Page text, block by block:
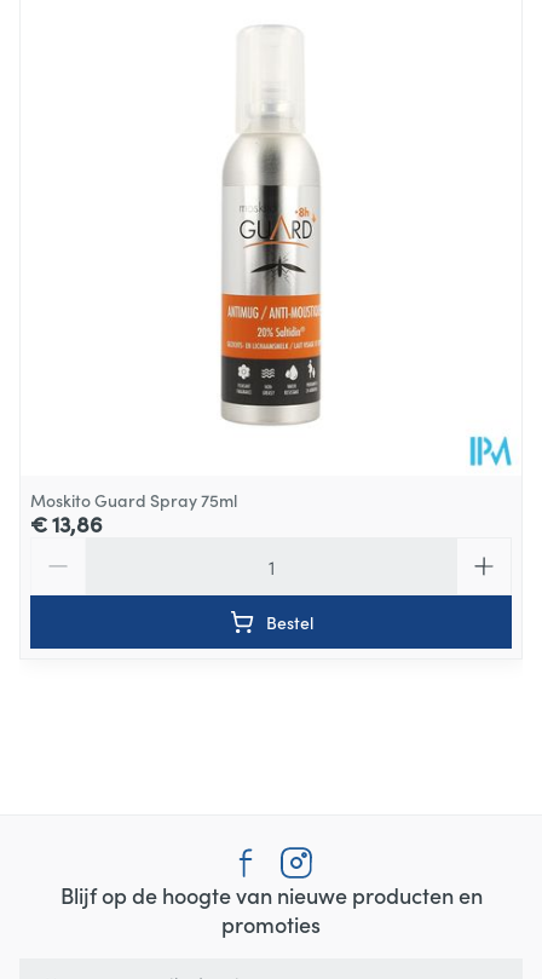
Kamertemperatuur (15°C - 25°C)
Moskito Guard Spray 75ml
€ 13,86
Bestel
Blijf op de hoogte van nieuwe producten en
promoties